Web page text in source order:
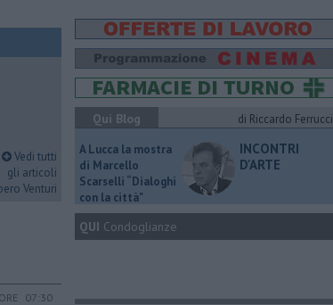
Vedi tutti
gli articoli
Venturi
07:30
Qui Blog
di Riccardo Ferrucci
A Lucca la mostra
di Marcello
Scarselli “Dialoghi
con la città"
INCONTRI
D'ARTE
QUI Condoglianze